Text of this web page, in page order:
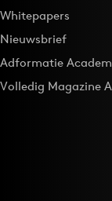
Whitepapers
Nieuwsbrief
Adformatie
Volledig Magazine